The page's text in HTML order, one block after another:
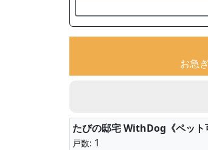
お急
たびの邸宅 WithDog《ペット
戸数: 1